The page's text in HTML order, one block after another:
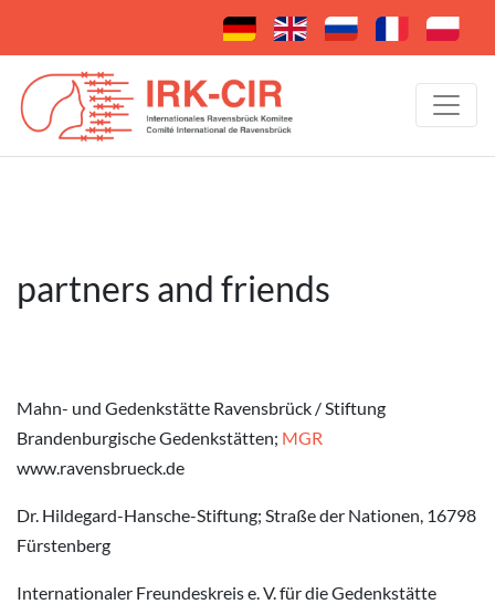
partners and friends
Mahn- und Gedenkstätte Ravensbrück / Stiftung
Brandenburgische Gedenkstätten; MGR
www.ravensbrueck.de
Dr. Hildegard-Hansche-Stiftung; Straße der Nationen, 16798
Fürstenberg
Internationaler Freundeskreis e. V. für die Gedenkstätte